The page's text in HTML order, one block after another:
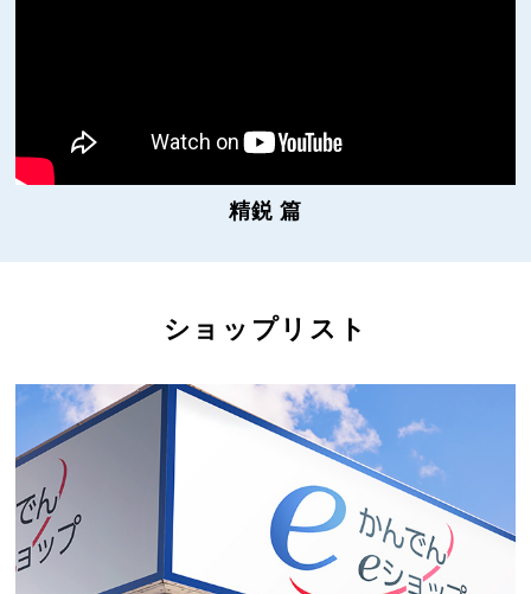
精鋭 篇
ショップリスト